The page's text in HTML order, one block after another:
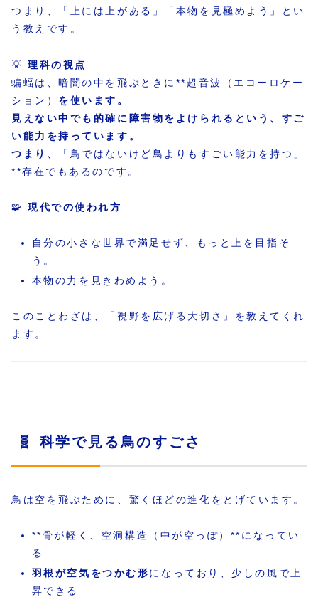
つまり、「上には上がある」「本物を見極めよう」とい
う教えです。
💡理科の視点
蝙蝠は、暗闇の中を飛ぶときに**超音波（エコーロケー
ション） を使います。
見えない中でも的確に障害物をよけられるという、すご
い能力を持っています。
つまり、
「鳥ではないけど鳥よりもすごい能力を持つ」
**存在でもあるのです。
🧩現代での使われ方
自分の小さな世界で満足せず、もっと上を目指そ
う。
本物の力を見きわめよう。
このことわざは、「視野を広げる大切さ」を教えてくれ
ます。
🧬 科学で見る鳥のすごさ
鳥は空を飛ぶために、驚くほどの進化をとげています。
**骨が軽く、空洞構造（中が空っぽ）**になってい
る
羽根が空気をつかむ形になっており、少しの風で上
昇できる